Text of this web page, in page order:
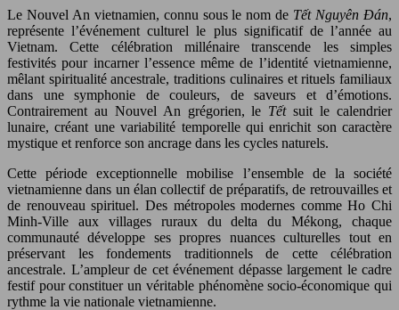
Le Nouvel An vietnamien, connu sous le nom de Tết Nguyên Đán,
représente l’événement culturel le plus significatif de l’année au
Vietnam. Cette célébration millénaire transcende les simples
festivités pour incarner l’essence même de l’identité vietnamienne,
mêlant spiritualité ancestrale, traditions culinaires et rituels familiaux
dans une symphonie de couleurs, de saveurs et d’émotions.
Contrairement au Nouvel An grégorien, le Tếtsuit le calendrier
lunaire, créant une variabilité temporelle qui enrichit son caractère
mystique et renforce son ancrage dans les cycles naturels.
Cette période exceptionnelle mobilise l’ensemble de la société
vietnamienne dans un élan collectif de préparatifs, de retrouvailles et
de renouveau spirituel. Des métropoles modernes comme Ho Chi
Minh-Ville aux villages ruraux du delta du Mékong, chaque
communauté développe ses propres nuances culturelles tout en
préservant les fondements traditionnels de cette célébration
ancestrale. L’ampleur de cet événement dépasse largement le cadre
festif pour constituer un véritable phénomène socio-économique qui
rythme la vie nationale vietnamienne.